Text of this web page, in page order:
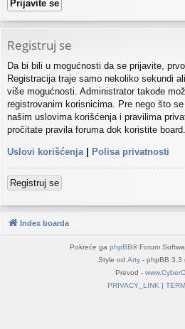
Registruj se
Da bi bili u mogućnosti da se prijavite,
Registracija traje samo nekoliko sekundi
više mogućnosti. Administrator takođe
registrovanim korisnicima. Pre nego što
našim uslovima korišćenja i pravilima
pročitate pravila foruma dok koristite board.
Uslovi korišćenja | Polisa privatnosti
Registruj se
Index boarda
Pokreće ga phpBB® Forum
Style od Arty - phpBB 3.3
Prevod -
PRIVACY_LINK |